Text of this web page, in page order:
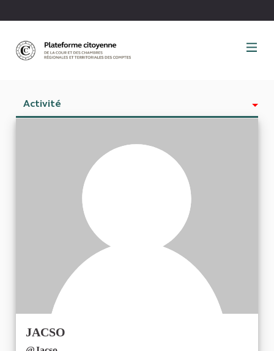
Activité
JACSO